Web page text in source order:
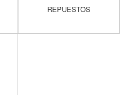
REPUESTOS